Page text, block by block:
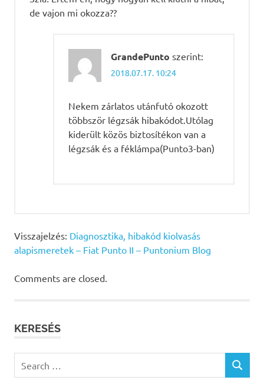
de vajon mi okozza??
GrandePunto szerint:
2018.07.17. 10:24
Nekem zárlatos utánfutó okozott
többször légzsák hibakódot.Utólag
kiderült közös biztosítékon van a
légzsák és a féklámpa(Punto3-ban)
Visszajelzés: Diagnosztika, hibakód kiolvasás
alapismeretek – Fiat Punto II – Puntonium Blog
Comments are closed.
KERESÉS
for:
SEARCH